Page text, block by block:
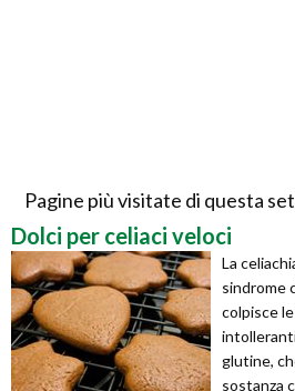
Pagine più visitate di questa
Dolci per celiaci veloci
La
sindrome
colpisce
glutine,
sostanza